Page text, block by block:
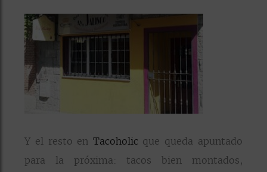
Y el resto en Tacoholic que queda apuntado
para la próxima: tacos bien montados,